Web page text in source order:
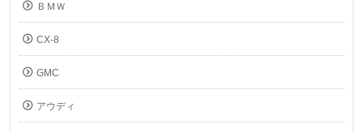
ＢＭＷ
CX-8
GMC
アウディ